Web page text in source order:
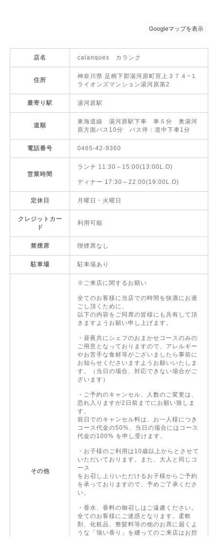
店名 calanques カランク
住所
神奈川県 足柄下郡湯河原町宮上３７４−１
ライオンズマンション湯河原第2
最寄り駅 湯河原駅
道順
東海道線 湯河原駅下車 車５分 奥湯河
原方面バス10分 バス停：道中下車1分
電話番号 0465-42-9360
営業時間
ランチ 11:30～15:00(13:00L.O)
ディナー 17:30～22:00(19:00L.O)
定休日 月曜日・火曜日
クレジットカー
ド
利用可能
禁煙席 喫煙席なし
駐車場 駐車場あり
その他
※ご来店に関するお願い
全てのお客様に当店での時間を快適にお過
ごし頂くために、
以下の内容をご同席の皆様にも共有して頂
きますようお願い申し上げます。
・昼夜共にシェフのおまかせコースのみの
ご用意となっておりますので、アレルギー
やお苦手な食材等がございましたら事前に
お知らせくださいますようお願いいたしま
す。（当日の場合、対応できない場合がご
ざいます）
・ご予約のキャンセル、人数のご変更は、
恐れ入りますが2日前までにお願い致しま
す。
前日でのキャンセル料は、お一人様につき
コース代金の50%、当日の場合にはコース
代金の100% を申し受けます。
・お子様のご利用は10歳以上からとさせて
いただいております。また、大人と同じコ
ース
をお召し上りいただけるお子様からご予約
を承っておりますので、予めご了承くださ
い。
・香水、香料の御召しはご遠慮ください。
全てのお客様にご迷惑となります。柔軟
剤、化粧品、整髪料等の他のお席に届くよ
うな「強い香り」を纏ってのご来店はお控